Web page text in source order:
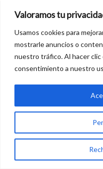
Valoramos tu
Usamos cookies para
mostrarle anuncios o
nuestro tráfico. Al hacer clic
consentimiento a nuestro
Aviso legal
Política de privacidad
Política de cookies
Financiado por la Unión
info@anatorralba.com
C/San Martin de Porres